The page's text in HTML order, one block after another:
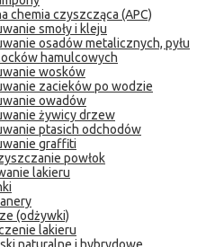
chemia czyszcząca (APC)
smoły i kleju
osadów metalicznych, pyłu
hamulcowych
wosków
zacieków po wodzie
owadów
żywicy drzew
ptasich odchodów
graffiti
powłok
lakieru
(odżywki)
lakieru